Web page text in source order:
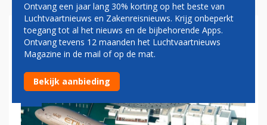
ETIHAD AIRWAYS ZIET
VERLIEZEN VERDER OPLOPEN
Ontvang een jaar lang 30% korting op het beste van
Luchtvaartnieuws en Zakenreisnieuws. Krijg onbeperkt
toegang tot al het nieuws en de bijbehorende Apps.
Ontvang tevens 12 maanden het Luchtvaartnieuws
Magazine in de mail of op de mat.
Bekijk aanbieding